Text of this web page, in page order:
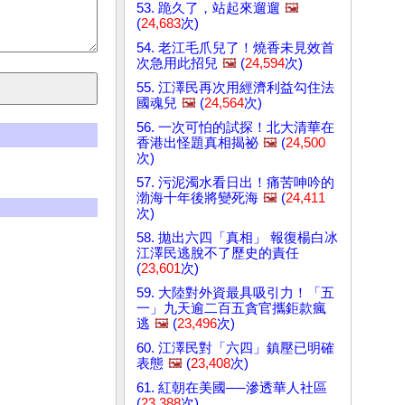
53. 跪久了，站起來遛遛 🖼️
(24,683次)
54. 老江毛爪兒了！燒香未見效首
次急用此招兒 🖼️ (24,594次)
55. 江澤民再次用經濟利益勾住法
國魂兒 🖼️ (24,564次)
56. 一次可怕的試探！北大清華在
香港出怪題真相揭祕 🖼️ (24,500
次)
57. 污泥濁水看日出！痛苦呻吟的
渤海十年後將變死海 🖼️ (24,411
次)
58. 拋出六四「真相」 報復楊白冰
江澤民逃脫不了歷史的責任
(23,601次)
59. 大陸對外資最具吸引力！「五
一」九天逾二百五貪官攜鉅款瘋
逃 🖼️ (23,496次)
60. 江澤民對「六四」鎮壓已明確
表態 🖼️ (23,408次)
61. 紅朝在美國──滲透華人社區